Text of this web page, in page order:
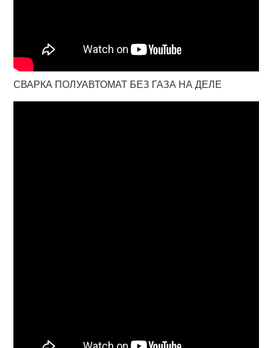
СВАРКА ПОЛУАВТОМАТ БЕЗ ГАЗА НА ДЕЛЕ